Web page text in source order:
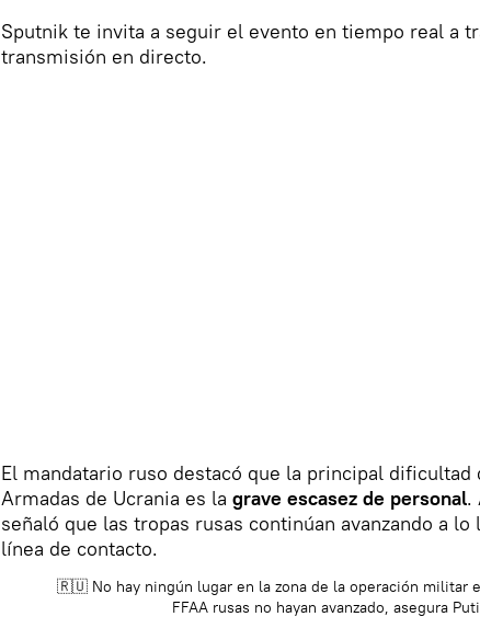
Sputnik te invita a seguir el evento en tiempo real a
transmisión en directo.
El mandatario ruso destacó que la principal dificultad
Armadas de Ucrania es la grave escasez de personal.
señaló que las tropas rusas continúan avanzando a lo
línea de contacto.
🇷🇺 No hay ningún lugar en la zona de la operación militar
FFAA rusas no hayan avanzado, asegura